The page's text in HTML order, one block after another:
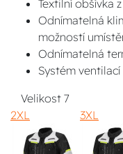
Textilní obšívka
Odnímatelná
možností
Odnímatelná
Systém
Velikost 7
2XL
3XL